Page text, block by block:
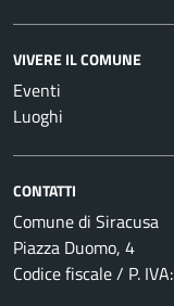
VIVERE IL COMUNE
Eventi
Luoghi
CONTATTI
Comune di Siracusa
Piazza Duomo, 4
Codice fiscale / P.